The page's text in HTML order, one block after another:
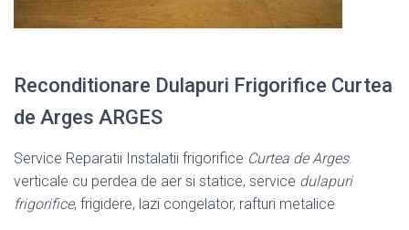
Reconditionare Dulapuri Frigorifice Curtea
de Arges ARGES
Service Reparatii Instalatii frigorifice Curtea de Arges.
verticale cu perdea de aer si statice, service dulapuri
frigorifice, frigidere, lazi congelator, rafturi metalice